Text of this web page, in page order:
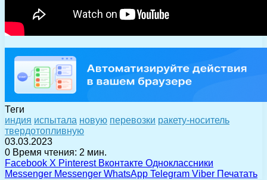
Теги
индия испытала новую перевозки ракету-носитель
твердотопливную
03.03.2023
0 Время чтения: 2 мин.
Facebook X Pinterest Вконтакте Одноклассники
Messenger Messenger WhatsApp Telegram Viber Печатать